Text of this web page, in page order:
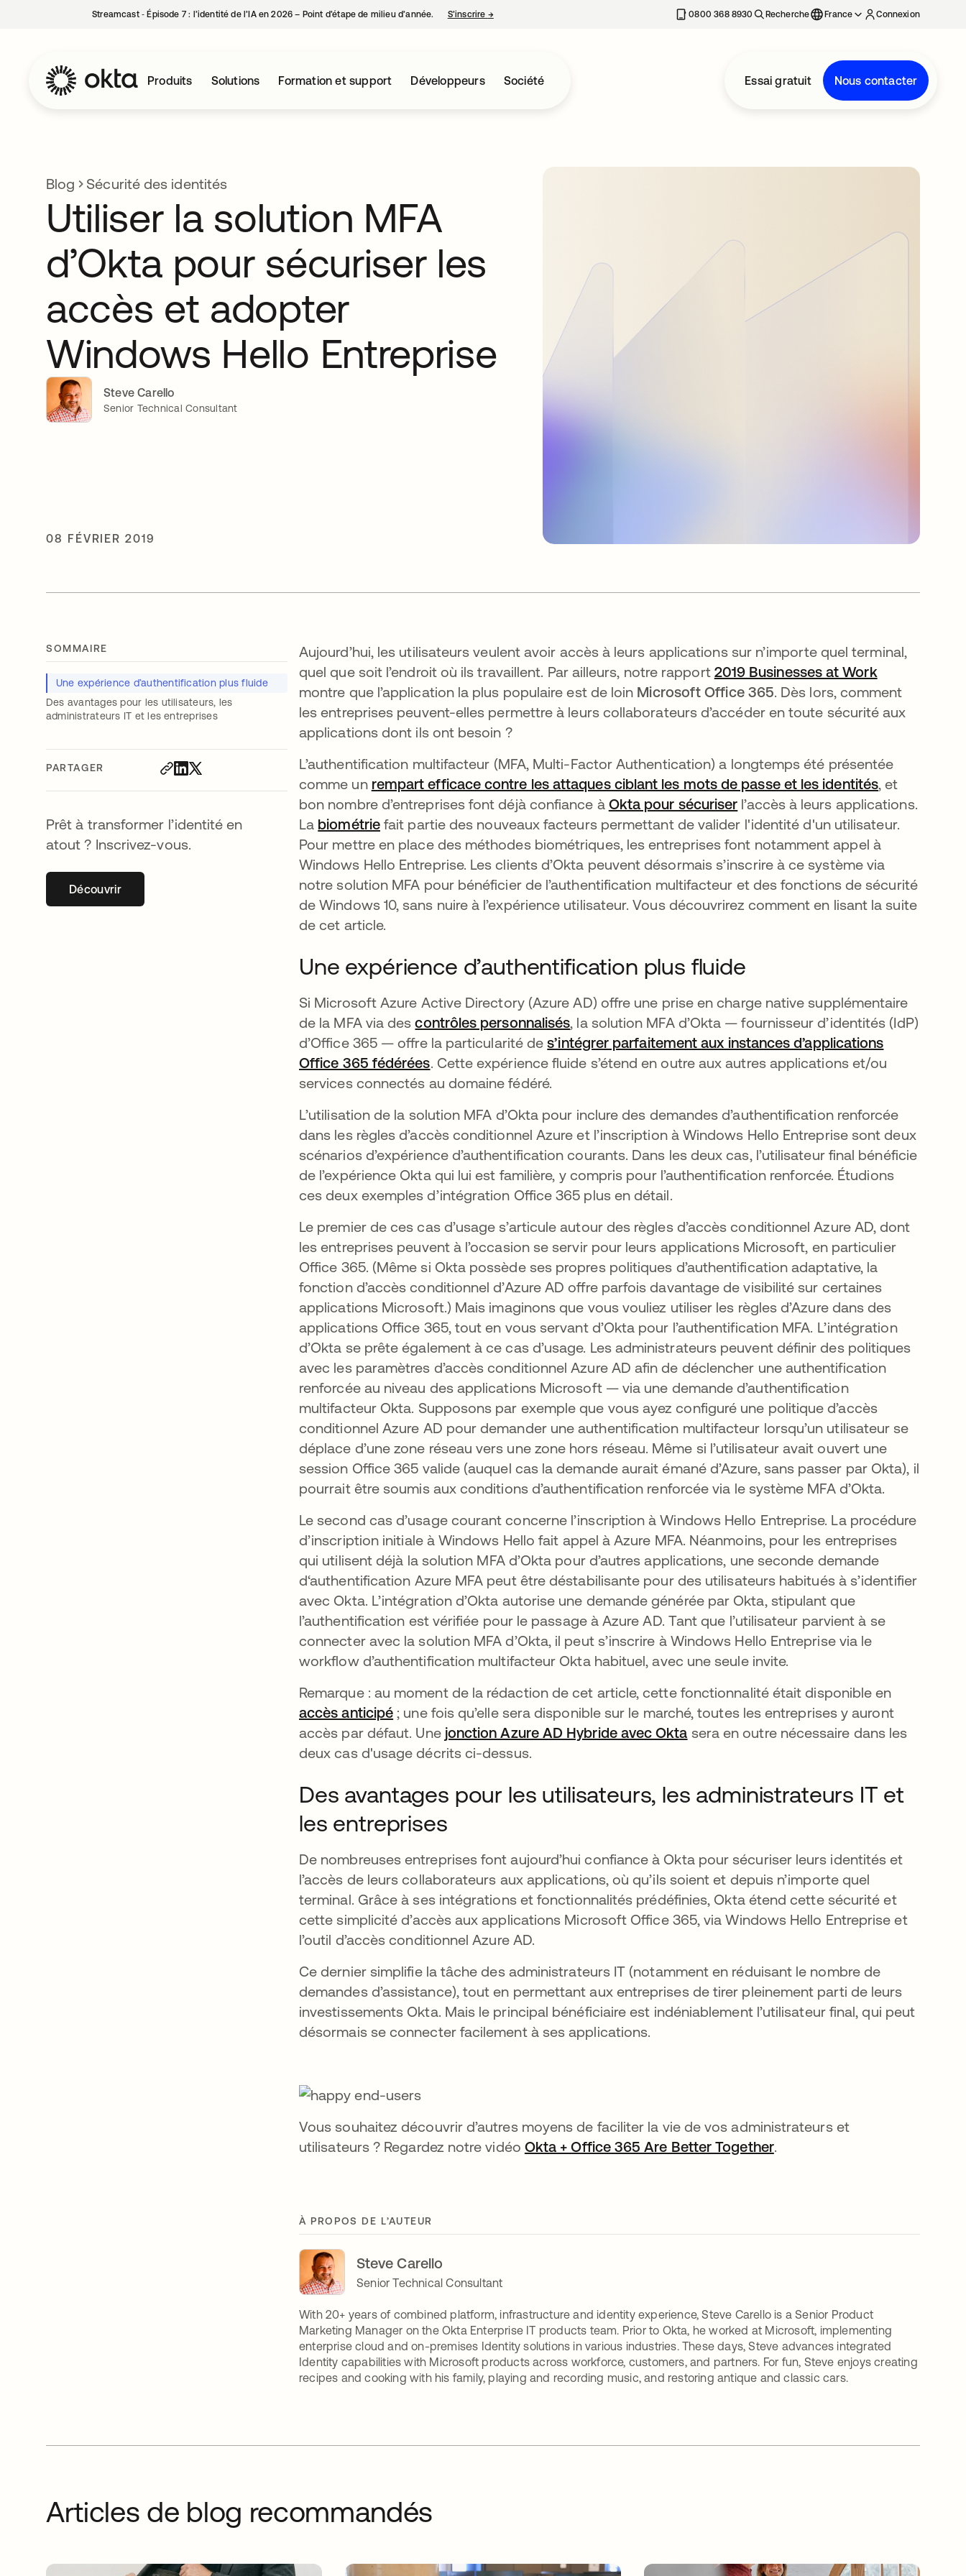
Streamcast ‑ Épisode 7 : l’identité de l’IA en 2026 – Point d’étape de milieu d’année. S’inscrire →s’ouvre dans un nouvel onglet 0800 368 8930 Recherche France Connexion
Produits Solutions Formation et support Développeurs Société Essai gratuit Nous contacter
Blog Sécurité des identités
Utiliser la solution MFA
d’Okta pour sécuriser les
accès et adopter
Windows Hello Entreprise
Steve Carello
Senior Technical Consultant
08 FÉVRIER 2019
SOMMAIRE
Une expérience d’authentification plus fluide
Des avantages pour les utilisateurs, les
administrateurs IT et les entreprises
PARTAGER
Prêt à transformer l’identité en
atout ? Inscrivez-vous.
Découvrirs’ouvre dans un nouvel onglet
Aujourd’hui, les utilisateurs veulent avoir accès à leurs applications sur n’importe quel terminal,
quel que soit l’endroit où ils travaillent. Par ailleurs, notre rapport 2019 Businesses at Work
montre que l’application la plus populaire est de loin Microsoft Office 365. Dès lors, comment
les entreprises peuvent-elles permettre à leurs collaborateurs d’accéder en toute sécurité aux
applications dont ils ont besoin ?
L’authentification multifacteur (MFA, Multi-Factor Authentication) a longtemps été présentée
comme un rempart efficace contre les attaques ciblant les mots de passe et les identités, et
bon nombre d’entreprises font déjà confiance à Okta pour sécuriser l’accès à leurs applications.
La biométriefait partie des nouveaux facteurs permettant de valider l'identité d'un utilisateur.
Pour mettre en place des méthodes biométriques, les entreprises font notamment appel à
Windows Hello Entreprise. Les clients d’Okta peuvent désormais s’inscrire à ce système via
notre solution MFA pour bénéficier de l’authentification multifacteur et des fonctions de sécurité
de Windows 10, sans nuire à l’expérience utilisateur. Vous découvrirez comment en lisant la suite
de cet article.
Une expérience d’authentification plus fluide
Si Microsoft Azure Active Directory (Azure AD) offre une prise en charge native supplémentaire
de la MFA via descontrôles personnalisés, la solution MFA d’Okta — fournisseur d’identités (IdP)
d’Office 365 — offre la particularité des’intégrer parfaitement aux instances d’applications
Office 365 fédérées. Cette expérience fluide s’étend en outre aux autres applications et/ou
services connectés au domaine fédéré.
L’utilisation de la solution MFA d’Okta pour inclure des demandes d’authentification renforcée
dans les règles d’accès conditionnel Azure et l’inscription à Windows Hello Entreprise sont deux
scénarios d’expérience d’authentification courants. Dans les deux cas, l’utilisateur final bénéficie
de l’expérience Okta qui lui est familière, y compris pour l’authentification renforcée. Étudions
ces deux exemples d’intégration Office 365 plus en détail.
Le premier de ces cas d’usage s’articule autour des règles d’accès conditionnel Azure AD, dont
les entreprises peuvent à l’occasion se servir pour leurs applications Microsoft, en particulier
Office 365. (Même si Okta possède ses propres politiques d’authentification adaptative, la
fonction d’accès conditionnel d’Azure AD offre parfois davantage de visibilité sur certaines
applications Microsoft.) Mais imaginons que vous vouliez utiliser les règles d’Azure dans des
applications Office 365, tout en vous servant d’Okta pour l’authentification MFA. L’intégration
d’Okta se prête également à ce cas d’usage. Les administrateurs peuvent définir des politiques
avec les paramètres d’accès conditionnel Azure AD afin de déclencher une authentification
renforcée au niveau des applications Microsoft — via une demande d’authentification
multifacteur Okta. Supposons par exemple que vous ayez configuré une politique d’accès
conditionnel Azure AD pour demander une authentification multifacteur lorsqu’un utilisateur se
déplace d’une zone réseau vers une zone hors réseau. Même si l’utilisateur avait ouvert une
session Office 365 valide (auquel cas la demande aurait émané d’Azure, sans passer par Okta), il
pourrait être soumis aux conditions d’authentification renforcée via le système MFA d’Okta.
Le second cas d’usage courant concerne l’inscription à Windows Hello Entreprise. La procédure
d’inscription initiale à Windows Hello fait appel à Azure MFA. Néanmoins, pour les entreprises
qui utilisent déjà la solution MFA d’Okta pour d’autres applications, une seconde demande
d‘authentification Azure MFA peut être déstabilisante pour des utilisateurs habitués à s’identifier
avec Okta. L’intégration d’Okta autorise une demande générée par Okta, stipulant que
l’authentification est vérifiée pour le passage à Azure AD. Tant que l’utilisateur parvient à se
connecter avec la solution MFA d’Okta, il peut s’inscrire à Windows Hello Entreprise via le
workflow d’authentification multifacteur Okta habituel, avec une seule invite.
Remarque : au moment de la rédaction de cet article, cette fonctionnalité était disponible en
accès anticipé ; une fois qu’elle sera disponible sur le marché, toutes les entreprises y auront
accès par défaut. Une jonction Azure AD Hybride avec Okta sera en outre nécessaire dans les
deux cas d'usage décrits ci-dessus.
Des avantages pour les utilisateurs, les administrateurs IT et
les entreprises
De nombreuses entreprises font aujourd’hui confiance à Okta pour sécuriser leurs identités et
l’accès de leurs collaborateurs aux applications, où qu’ils soient et depuis n’importe quel
terminal. Grâce à ses intégrations et fonctionnalités prédéfinies, Okta étend cette sécurité et
cette simplicité d’accès aux applications Microsoft Office 365, via Windows Hello Entreprise et
l’outil d’accès conditionnel Azure AD.
Ce dernier simplifie la tâche des administrateurs IT (notamment en réduisant le nombre de
demandes d’assistance), tout en permettant aux entreprises de tirer pleinement parti de leurs
investissements Okta. Mais le principal bénéficiaire est indéniablement l’utilisateur final, qui peut
désormais se connecter facilement à ses applications.
Vous souhaitez découvrir d’autres moyens de faciliter la vie de vos administrateurs et
utilisateurs ? Regardez notre vidéo Okta + Office 365 Are Better Together.
À PROPOS DE L’AUTEUR
Steve Carello
Senior Technical Consultant
With 20+ years of combined platform, infrastructure and identity experience, Steve Carello is a Senior Product
Marketing Manager on the Okta Enterprise IT products team. Prior to Okta, he worked at Microsoft, implementing
enterprise cloud and on-premises Identity solutions in various industries. These days, Steve advances integrated
Identity capabilities with Microsoft products across workforce, customers, and partners. For fun, Steve enjoys creating
recipes and cooking with his family, playing and recording music, and restoring antique and classic cars.
Articles de blog recommandés